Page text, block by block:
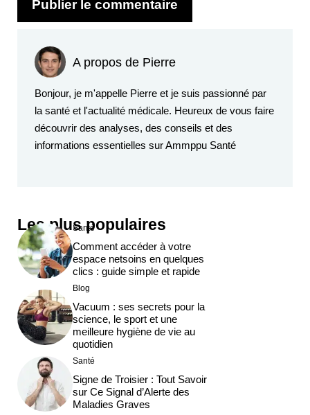
A propos de Pierre
Bonjour, je m'appelle Pierre et je suis passionné par
la santé et l'actualité médicale. Heureux de vous faire
découvrir des analyses, des conseils et des
informations essentielles sur Ammppu Santé
Les plus populaires
Santé
Comment accéder à votre
espace netsoins en quelques
clics : guide simple et rapide
Blog
Vacuum : ses secrets pour la
science, le sport et une
meilleure hygiène de vie au
quotidien
Santé
Signe de Troisier : Tout Savoir
sur Ce Signal d’Alerte des
Maladies Graves